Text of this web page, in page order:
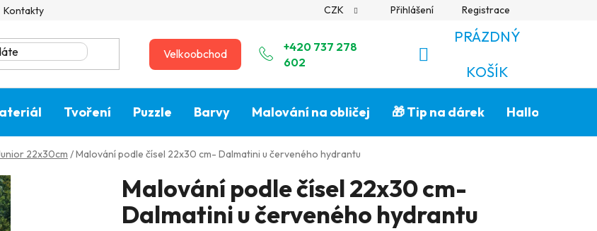
Kontakty CZK Přihlášení Registrace
Velkoobchod
+420 737 278
602
NÁKUPNÍ
KOŠÍK
PRÁZDNÝ
KOŠÍK
Tvoření Puzzle Barvy Malování na obličej 🎁 Tip na dárek Halloween🎃
22x30cm /Malování podle čísel 22x30 cm- Dalmatini u červeného hydrantu
Malování podle čísel 22x30 cm-
Dalmatini u červeného hydrantu